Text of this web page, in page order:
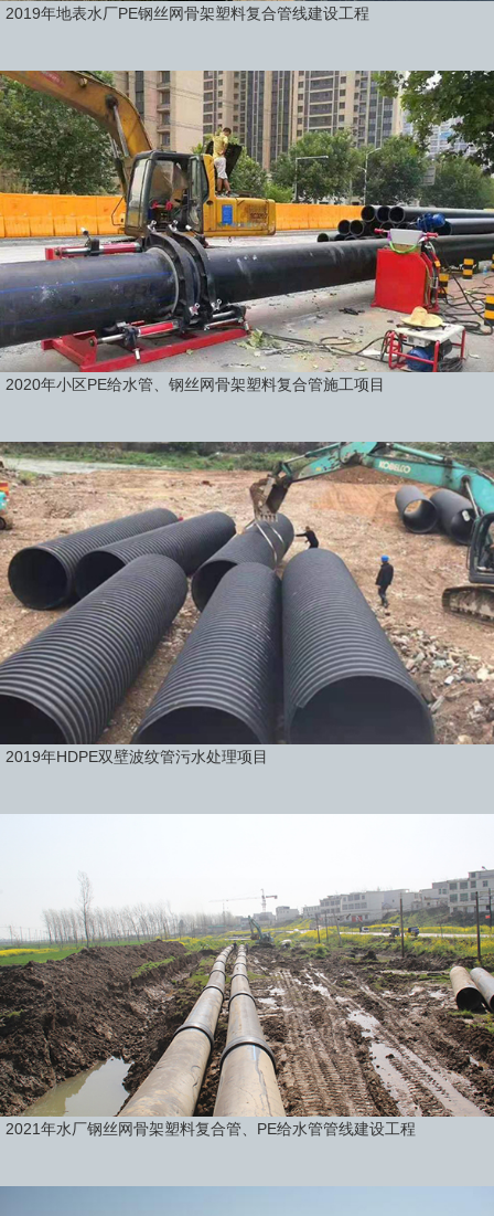
2019年地表水厂PE钢丝网骨架塑料复合管线建设工程
2020年小区PE给水管、钢丝网骨架塑料复合管施工项目
2019年HDPE双壁波纹管污水处理项目
2021年水厂钢丝网骨架塑料复合管、PE给水管管线建设工程